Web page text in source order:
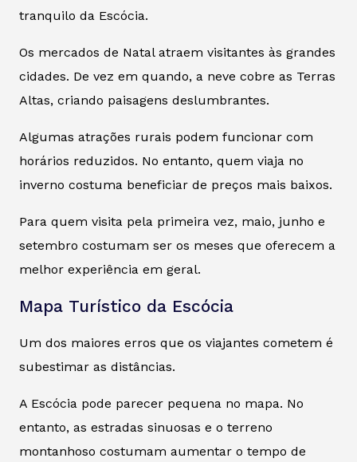
tranquilo da Escócia.
Os mercados de Natal atraem visitantes às grandes
cidades. De vez em quando, a neve cobre as Terras
Altas, criando paisagens deslumbrantes.
Algumas atrações rurais podem funcionar com
horários reduzidos. No entanto, quem viaja no
inverno costuma beneficiar de preços mais baixos.
Para quem visita pela primeira vez, maio, junho e
setembro costumam ser os meses que oferecem a
melhor experiência em geral.
Mapa Turístico da Escócia
Um dos maiores erros que os viajantes cometem é
subestimar as distâncias.
A Escócia pode parecer pequena no mapa. No
entanto, as estradas sinuosas e o terreno
montanhoso costumam aumentar o tempo de